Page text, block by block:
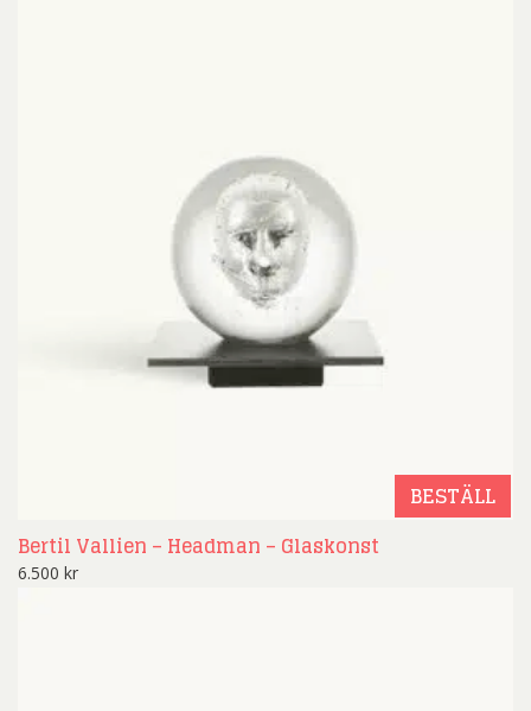
BESTÄLL
Bertil Vallien – Headman – Glaskonst
6.500 kr